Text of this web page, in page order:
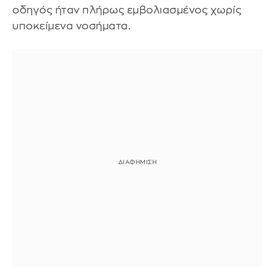
οδηγός ήταν πλήρως εμβολιασμένος χωρίς
υποκείμενα νοσήματα.